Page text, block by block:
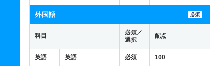
外国語 必須
科目
必須／
選択
配点
英語 英語 必須 100